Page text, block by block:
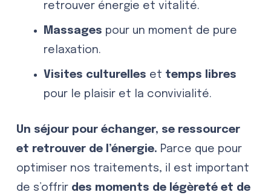
retrouver énergie et vitalité.
Massages pour un moment de pure
relaxation.
Visites culturelles et temps libres
pour le plaisir et la convivialité.
Un séjour pour échanger, se ressourcer
et retrouver de l’énergie. Parce que pour
optimiser nos traitements, il est important
de s’offrir des moments de légèreté et de